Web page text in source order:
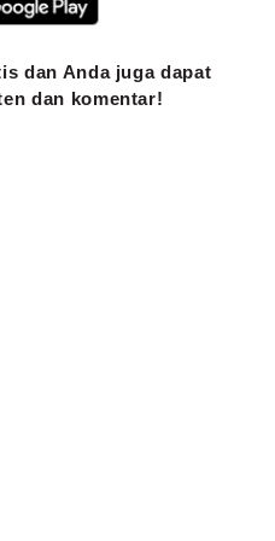
dan Anda juga dapat
dan komentar!